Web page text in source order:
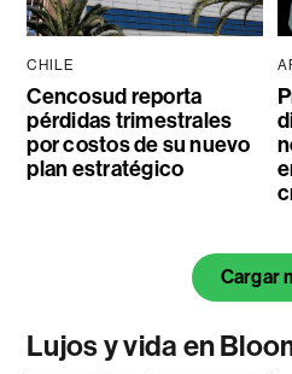
CHILE
Cencosud reporta
pérdidas trimestrales
por costos de su nuevo
plan estratégico
Cargar
Lujos y vida en